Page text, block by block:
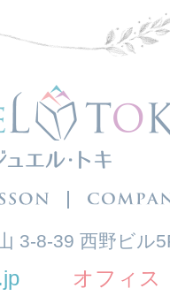
3-8-39 西野ビル
オフィス